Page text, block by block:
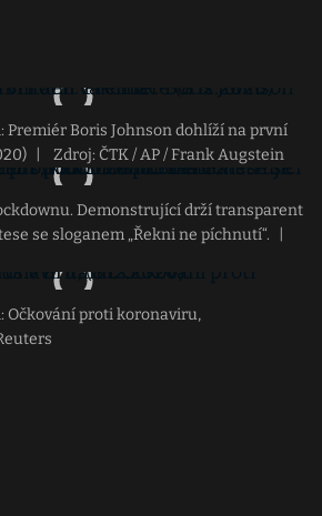
Premiér Boris Johnson dohlíží na první
Zdroj: ČTK / AP / Frank Augstein
Demonstrující drží transparent
se sloganem „Řekni ne píchnutí“.
Očkování proti koronaviru,